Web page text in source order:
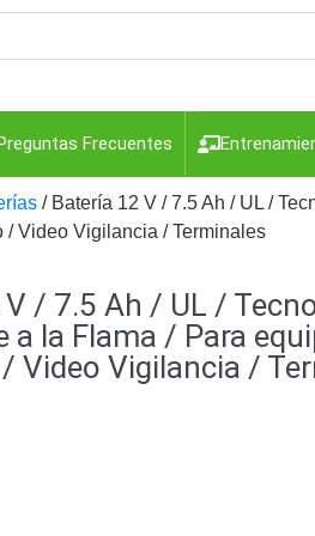
Frecuentes
Generales
Controladores PTZ Gabinetes
Iluminadores IR y de Luz Blanca
Lentes Micrófonos Montajes y
Probadores de Video
Cable
Para
/ Batería 12 V / 7.5 Ah / UL /
/ Video Vigilancia / Terminales
/ 7.5 Ah / UL /
a la Flama / Para
Video Vigilancia /